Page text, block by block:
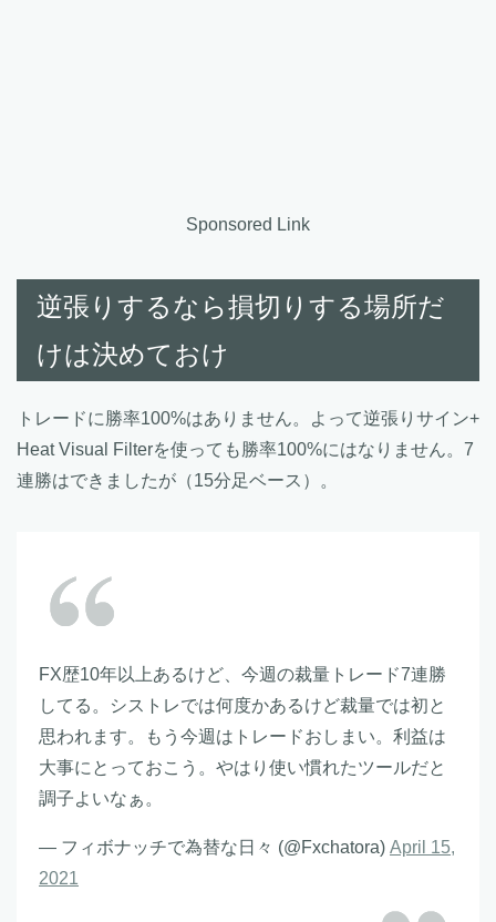
Sponsored Link
逆張りするなら損切りする場所だ
けは決めておけ
トレードに勝率100%はありません。よって逆張りサイン+
Heat Visual Filterを使っても勝率100%にはなりません。7
連勝はできましたが（15分足ベース）。
FX歴10年以上あるけど、今週の裁量トレード7連勝
してる。シストレでは何度かあるけど裁量では初と
思われます。もう今週はトレードおしまい。利益は
大事にとっておこう。やはり使い慣れたツールだと
調子よいなぁ。
— フィボナッチで為替な日々 (@Fxchatora) April 15,
2021